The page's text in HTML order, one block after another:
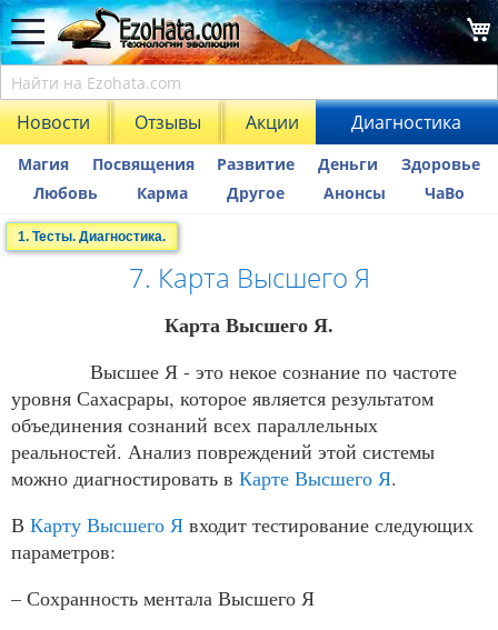
Новости Отзывы Акции Диагностика
Магия Посвящения Развитие Деньги
Здоровье
Любовь
Карма Другое Анонсы ЧаВо
1. Тесты. Диагностика.
7. Карта Высшего Я
Карта Высшего Я.
Высшее Я - это некое сознание по частоте
уровня Сахасрары, которое является результатом
объединения сознаний всех параллельных
реальностей. Анализ повреждений этой системы
можно диагностировать в Карте Высшего Я.
В Карту Высшего Я входит тестирование следующих
параметров:
– Сохранность ментала Высшего Я